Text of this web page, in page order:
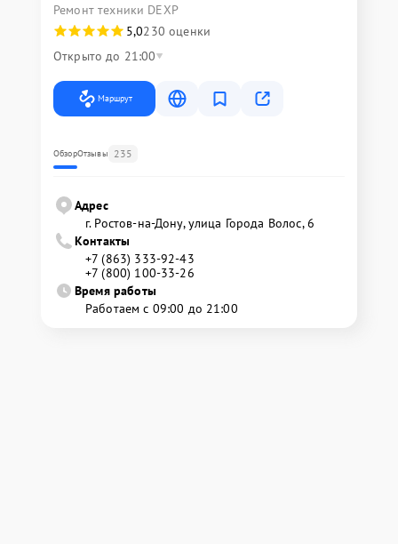
Ремонт техники DEXP
5,0230 оценки
Открыто до 21:00
Маршрут
ОбзорОтзывы 235
Адрес
г. Ростов-на-Дону, улица Города Волос, 6
Контакты
+7 (863) 333-92-43
+7 (800) 100-33-26
Время работы
Работаем с 09:00 до 21:00